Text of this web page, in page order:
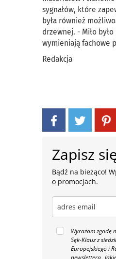
sygnałów, które
była również
drzewnej. - Miło
wymieniają fachowe
Redakcja
Zapisz
Bądź na bieżąco!
o promocjach.
Wyrażam zgodę
Sęk-Klauz z
Europejskiego i
newslettera